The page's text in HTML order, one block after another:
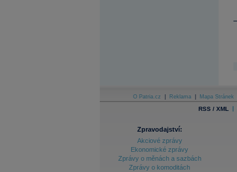
O Patria.cz Reklama Mapa Stránek
RSS / XML |
Zpravodajství:
Akciové zprávy
Ekonomické zprávy
Zprávy o měnách a sazbách
Zprávy o komoditách